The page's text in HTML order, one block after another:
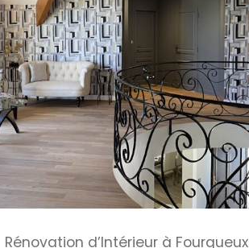
Rénovation d’Intérieur à Fourqueux